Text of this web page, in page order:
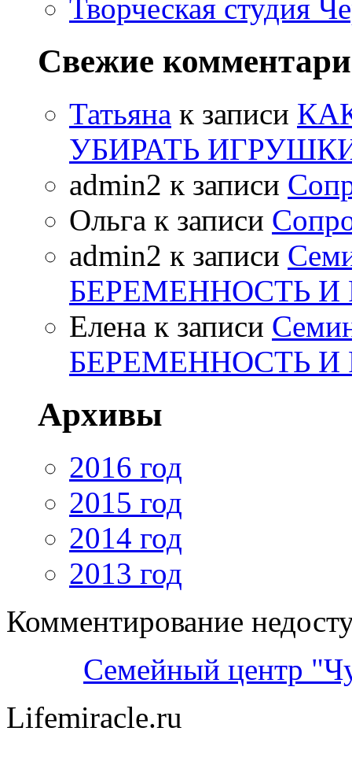
Творческая студия
Свежие
Татьяна к записи
УБИРАТЬ
admin2 к записи
Ольга к записи
admin2 к записи
БЕРЕМЕННОСТЬ И
Елена к записи
БЕРЕМЕННОСТЬ И
Архивы
2016 год
2015 год
2014 год
2013 год
Комментирование
Семейный центр
Lifemiracle.ru